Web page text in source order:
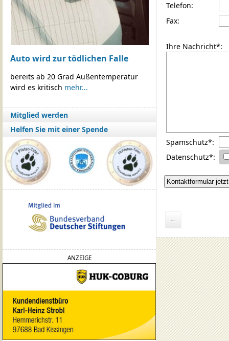
Auto wird zur tödlichen Falle
bereits ab 20 Grad Außentemperatur
wird es kritisch mehr...
Mitglied werden
Helfen Sie mit einer Spende
ANZEIGE
Telefon:
Fax:
Ihre Nachricht*:
Spamschutz*:
Datenschutz*:
←